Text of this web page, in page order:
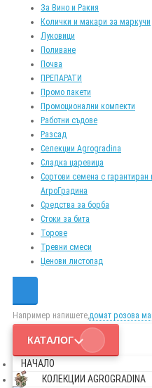
За Вино и Ракия
Колички и макари за маркучи
Луковици
Поливане
Почва
ПРЕПАРАТИ
Промо пакети
Промоционални компекти
Работни съдове
Разсад
Селекции Agrogradina
Сладка царевица
Сортови семена с
АгроГрадина
Средства за борба
Стоки за бита
Торове
Тревни смеси
Ценови листопад
Например напишете,домат розова
КАТАЛОГ
НАЧАЛО
КОЛЕКЦИИ AGROGRADINA